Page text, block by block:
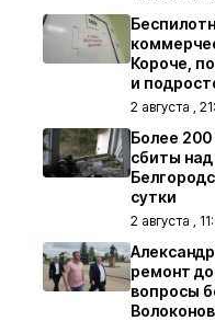
Короче,
и
2 августа ,
Более
сбиты
сутки
2 августа ,
ремонт
вопросы